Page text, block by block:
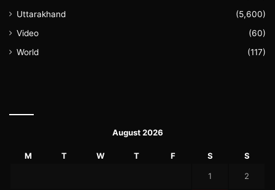
Uttarakhand
(5,600)
Video
(60)
World
(117)
August 2026
M T W T F S S
1 2